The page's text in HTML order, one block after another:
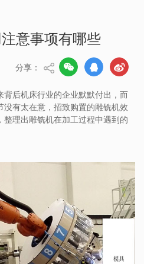
意事项有哪些
分享：
后机床行业的企业默默付出，而
有太在意，招致购置的雕铣机效
理出雕铣机在加工过程中遇到的